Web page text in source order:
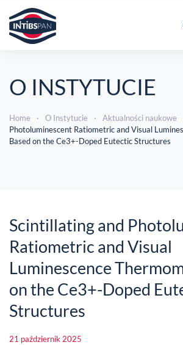
O INSTYTUCIE
Home O Instytucie Aktualności naukowe
Photoluminescent Ratiometric and Visual
Based on the Ce3+-Doped Eutectic Structures
Scintillating and
Ratiometric and Visual
Luminescence
on the Ce3+-Doped
Structures
21 październik 2025